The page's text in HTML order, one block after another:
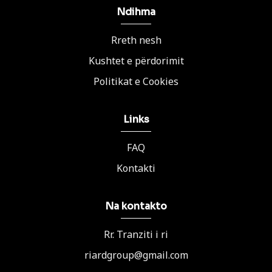
Ndihma
Rreth nesh
Kushtet e përdorimit
Politikat e Cookies
Links
FAQ
Kontakti
Na kontakto
Rr. Tranziti i ri
riardgroup@gmail.com